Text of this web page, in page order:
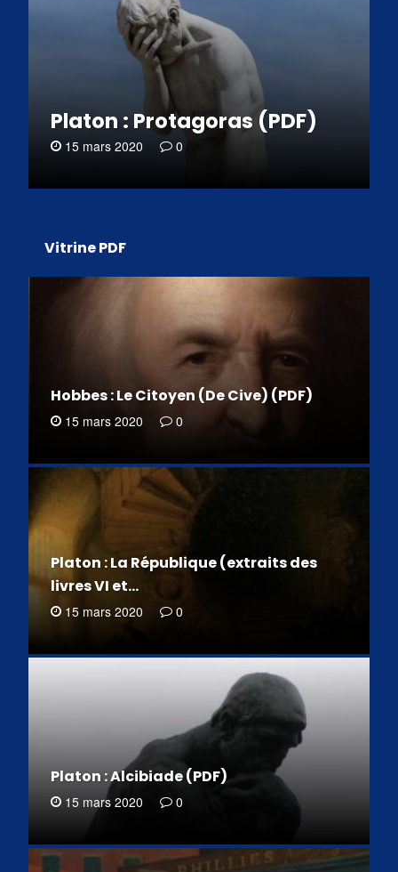
Platon : Protagoras (PDF)
15 mars 2020 0
Vitrine PDF
Hobbes : Le Citoyen (De Cive) (PDF)
15 mars 2020 0
Platon : La République (extraits des
livres VI et…
15 mars 2020 0
Platon : Alcibiade (PDF)
15 mars 2020 0